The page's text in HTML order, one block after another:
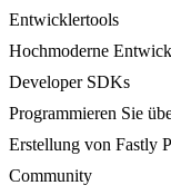
Entwicklertools
Hochmoderne
Developer SDKs
Programmieren Sie
Erstellung von Fastly
Community